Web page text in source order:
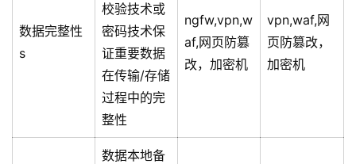
数据完整性
s
校验技术或
密码技术保
证重要数据
在传输/存储
过程中的完
整性
ngfw,vpn,w
af,网页防篡
改，加密机
vpn,waf,网
页防篡改，
加密机
数据本地备